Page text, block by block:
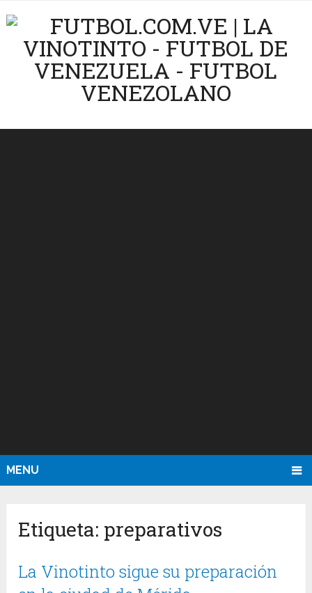
MENU
Etiqueta: preparativos
La Vinotinto sigue su preparación